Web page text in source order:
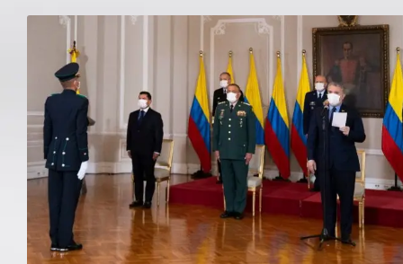
Internacional
OPINIÓN
Contactenos
facebook
Twitter
Instagram
Registro ISSN: 2711-3299